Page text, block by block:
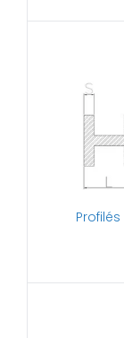
Profilés